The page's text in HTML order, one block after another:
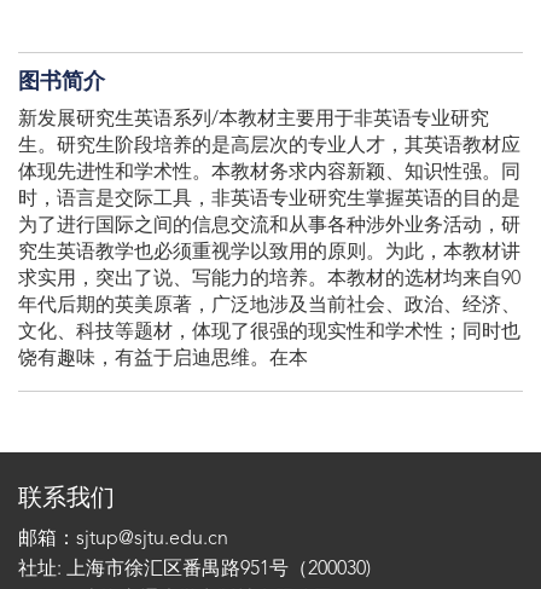
图书简介
新发展研究生英语系列/本教材主要用于非英语专业研究
生。研究生阶段培养的是高层次的专业人才，其英语教材应
体现先进性和学术性。本教材务求内容新颖、知识性强。同
时，语言是交际工具，非英语专业研究生掌握英语的目的是
为了进行国际之间的信息交流和从事各种涉外业务活动，研
究生英语教学也必须重视学以致用的原则。为此，本教材讲
求实用，突出了说、写能力的培养。本教材的选材均来自90
年代后期的英美原著，广泛地涉及当前社会、政治、经济、
文化、科技等题材，体现了很强的现实性和学术性；同时也
饶有趣味，有益于启迪思维。在本
联系我们
邮箱：sjtup@sjtu.edu.cn
社址: 上海市徐汇区番禺路951号（200030)